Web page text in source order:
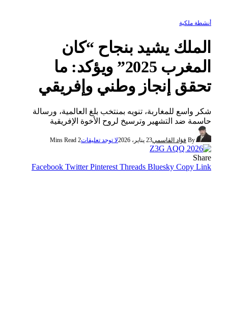
أنشطة ملكية
الملك يشيد بنجاح “كان
المغرب 2025” ويؤكد: ما
تحقق إنجاز وطني وإفريقي
شكر واسع للمغاربة، تنويه بمنتخب بلغ العالمية، ورسالة
حاسمة ضد التشهير وترسيخ لروح الأخوة الإفريقية
By فؤاد القاسمي23 يناير، 2026 لا توجد تعليقات2 Mins Read
Share
Facebook Twitter Pinterest Threads Bluesky Copy Link